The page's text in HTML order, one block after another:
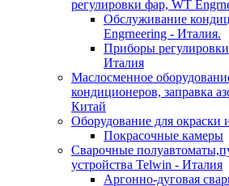
регулировки фар, WT
Обслуживание
Engrneering - Италия.
Приборы
Италия
Маслосменное
кондиционеров, заправка
Китай
Оборудование для окраски
Покрасочные камеры
Сварочные
устройства Telwin - Италия
Аргонно-дуговая